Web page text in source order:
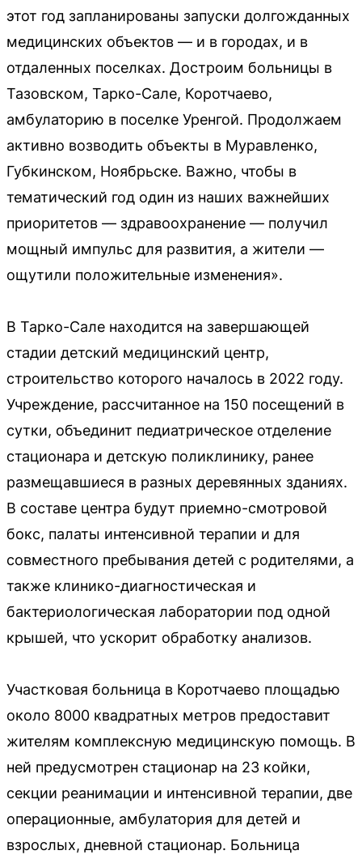
этот год запланированы запуски долгожданных
медицинских объектов — и в городах, и в
отдаленных поселках. Достроим больницы в
Тазовском, Тарко-Сале, Коротчаево,
амбулаторию в поселке Уренгой. Продолжаем
активно возводить объекты в Муравленко,
Губкинском, Ноябрьске. Важно, чтобы в
тематический год один из наших важнейших
приоритетов — здравоохранение — получил
мощный импульс для развития, а жители —
ощутили положительные изменения».
В Тарко-Сале находится на завершающей
стадии детский медицинский центр,
строительство которого началось в 2022 году.
Учреждение, рассчитанное на 150 посещений в
сутки, объединит педиатрическое отделение
стационара и детскую поликлинику, ранее
размещавшиеся в разных деревянных зданиях.
В составе центра будут приемно-смотровой
бокс, палаты интенсивной терапии и для
совместного пребывания детей с родителями, а
также клинико-диагностическая и
бактериологическая лаборатории под одной
крышей, что ускорит обработку анализов.
Участковая больница в Коротчаево площадью
около 8000 квадратных метров предоставит
жителям комплексную медицинскую помощь. В
ней предусмотрен стационар на 23 койки,
секции реанимации и интенсивной терапии, две
операционные, амбулатория для детей и
взрослых, дневной стационар. Больница